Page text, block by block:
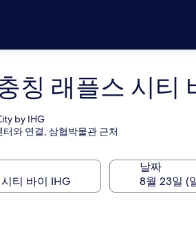
칭 래플스 시티
by IHG
와 연결, 삼협박물관 근처
날짜